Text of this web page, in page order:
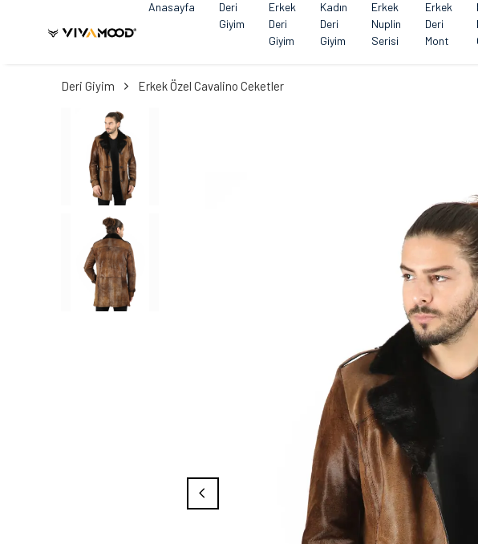
Anasayfa
Deri
Giyim
Erkek
Deri
Giyim
Kadın
Deri
Giyim
Erkek
Nuplin
Serisi
Erkek
Deri
Mont
Deri Giyim Erkek Özel Cavalino Ceketler